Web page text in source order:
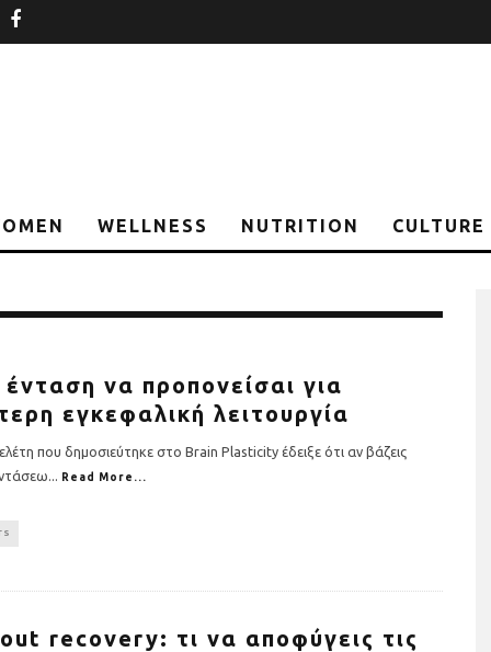
WELLNESS NUTRITION CULTURE
ένταση να προπονείσαι για
εγκεφαλική λειτουργία
που δημοσιεύτηκε στο Brain Plasticity έδειξε ότι αν βάζεις
... Read More...
recovery: τι να αποφύγεις τις